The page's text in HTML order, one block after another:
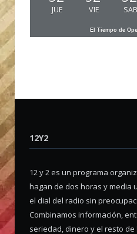
JUE VIE SAB
El Tiempo de
12Y2
12 y 2 es un programa
hagan de dos horas y media
el dial del radio sin
Combinamos información,
seriedad, dinero y el resto